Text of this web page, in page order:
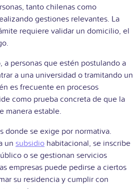
tanto chilenas como
gestiones relevantes. La
requiere validar un domicilio, el
a personas que estén postulando a
a una universidad o tramitando un
es frecuente en procesos
como prueba concreta de que la
manera estable.
donde se exige por normativa.
un subsidio habitacional, se inscribe
o se gestionan servicios
empresas puede pedirse a ciertos
su residencia y cumplir con